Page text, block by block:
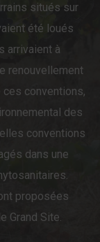
situés sur
été loués
arrivaient à
renouvellement
ces conventions,
des
conventions
dans une
proposées
Grand Site.